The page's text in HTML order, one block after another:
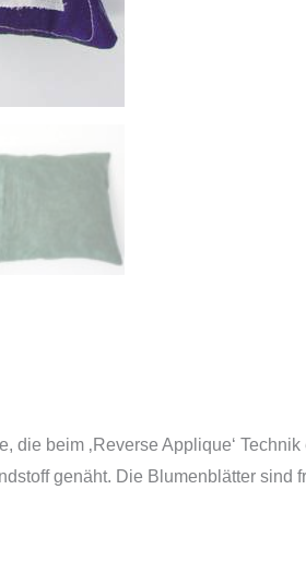
beim ‚Reverse Applique‘
genäht. Die Blumenblätter sind